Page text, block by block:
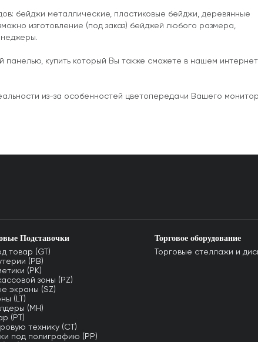
бейджи металлические, пластиковые бейджи, деревянные
изготовление (под заказ) бейджей любого размера,
панелью, купить который Вы также сможете в нашем интернет
из-за особенностей цветопередачи Вашего
Подставочки
товар (GT)
(PB)
(PK)
зоны (PZ)
экраны (SZ)
(LT)
(MH)
(PT)
технику (CT)
под полиграфию (PP)
Торговое оборудование
Торговые стеллажи и